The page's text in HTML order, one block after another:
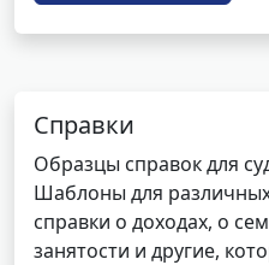
Справки
Образцы справок для
Шаблоны для
справки о доходах, о
занятости и другие,